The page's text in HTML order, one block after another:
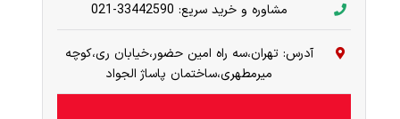
مشاوره و خرید سریع: 33442590-021
آدرس: تهران،سه راه امین حضور،خیابان ری،کوچه
میرمطهری،ساختمان پاساژ الجواد